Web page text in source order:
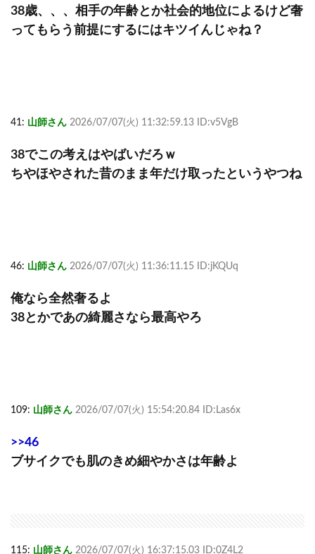
38歳、、、相手の年齢とか社会的地位によるけど奢
ってもらう前提にするにはキツイんじゃね？
41: 山師さん 2026/07/07(火) 11:32:59.13 ID:v5VgB
38でこの考えはやばいだろｗ
ちやほやされた昔のまま年だけ取ったというやつね
46: 山師さん 2026/07/07(火) 11:36:11.15 ID:jKQUq
俺なら全然奢るよ
38とかであの綺麗さなら最高やろ
109: 山師さん 2026/07/07(火) 15:54:20.84 ID:Las6x
>>46
ブサイクでも肌のきめ細やかさは年齢よ
115: 山師さん 2026/07/07(火) 16:37:15.03 ID:0Z4L2